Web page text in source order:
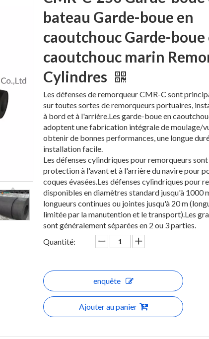
bateau Garde-boue en
caoutchouc Garde-boue
caoutchouc marin
Cylindres
Les défenses de remorqueur CMR-C sont
sur toutes sortes de remorqueurs portuaires,
à bord et à l'arrière.Les garde-boue en
adoptent une fabrication intégrale de moulage/
obtenir de bonnes performances, une longue
installation facile.
Les défenses cylindriques pour remorqueurs
protection à l'avant et à l'arrière du navire pour
coques évasées.Les défenses cylindriques pour
disponibles en diamètres standard jusqu'à 1000
longueurs continues ou jointes jusqu'à 20 m
limitée par la manutention et le transport).Les
sont généralement séparées en 2 ou 3 parties.
Quantité:
enquête
Ajouter au panier